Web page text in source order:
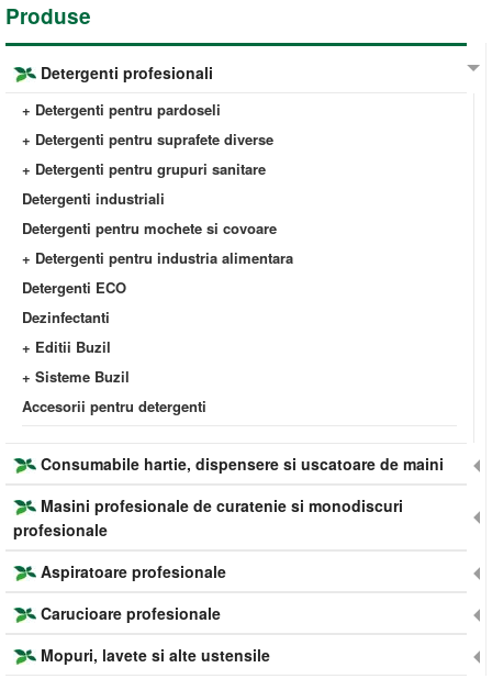
Produse
Detergenti profesionali
+ Detergenti pentru pardoseli
+ Detergenti pentru suprafete diverse
+ Detergenti pentru grupuri sanitare
Detergenti industriali
Detergenti pentru mochete si covoare
+ Detergenti pentru industria alimentara
Detergenti ECO
Dezinfectanti
+ Editii Buzil
+ Sisteme Buzil
Accesorii pentru detergenti
Consumabile hartie, dispensere si uscatoare de maini
Masini profesionale de curatenie si monodiscuri
profesionale
Aspiratoare profesionale
Carucioare profesionale
Mopuri, lavete si alte ustensile